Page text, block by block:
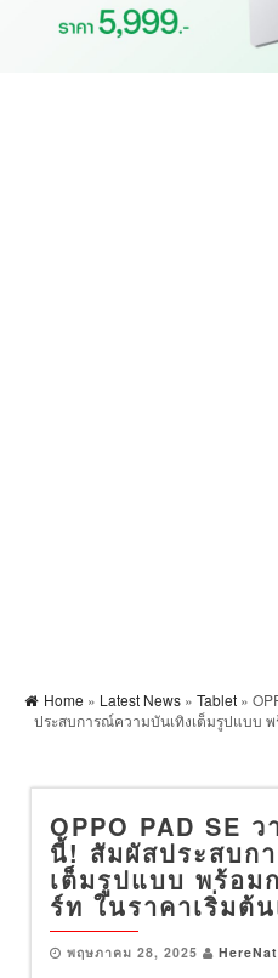
Home » Latest News » Tablet »
ประสบการณ์ความบันเทิงเต็มรูปแบบ
OPPO PAD SE
นี้! สัมผัสประสบก
เต็มรูปแบบ พร้อม
ร์ท ในราคาเริ่มต้
พฤษภาคม 28, 2025 HereNat